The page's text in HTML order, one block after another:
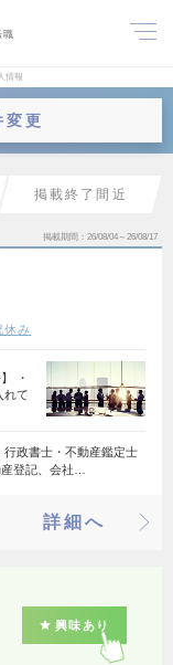
職
情報
変更
掲載終了間近
掲載期間 26/08/04～26/08/17
休み
・
て
政書士・不動産鑑定士
登記、会社…
詳細へ
興味あり